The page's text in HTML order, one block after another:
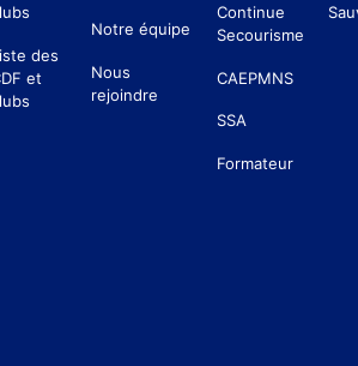
des
et
Notre équipe
Nous
rejoindre
Continue
Secourisme
CAEPMNS
SSA
Formateur